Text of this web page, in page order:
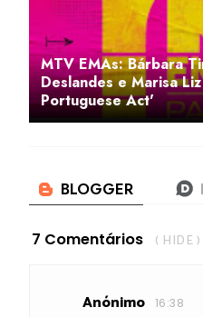
MTV EMAs: Bárbara
Deslandes e Marisa
Portuguese Act'
7 Comentários ( HIDE )
Anónimo 16:38